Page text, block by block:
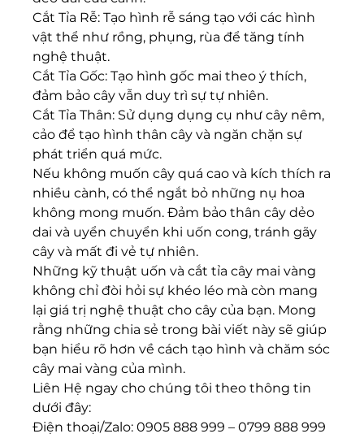
Cắt Tỉa Rễ: Tạo hình rễ sáng tạo với các hình
vật thể như rồng, phụng, rùa để tăng tính
nghệ thuật.
Cắt Tỉa Gốc: Tạo hình gốc mai theo ý thích,
đảm bảo cây vẫn duy trì sự tự nhiên.
Cắt Tỉa Thân: Sử dụng dụng cụ như cây nêm,
cảo để tạo hình thân cây và ngăn chặn sự
phát triển quá mức.
Nếu không muốn cây quá cao và kích thích ra
nhiều cành, có thể ngắt bỏ những nụ hoa
không mong muốn. Đảm bảo thân cây dẻo
dai và uyển chuyển khi uốn cong, tránh gãy
cây và mất đi vẻ tự nhiên.
Những kỹ thuật uốn và cắt tỉa cây mai vàng
không chỉ đòi hỏi sự khéo léo mà còn mang
lại giá trị nghệ thuật cho cây của bạn. Mong
rằng những chia sẻ trong bài viết này sẽ giúp
bạn hiểu rõ hơn về cách tạo hình và chăm sóc
cây mai vàng của mình.
Liên Hệ ngay cho chúng tôi theo thông tin
dưới đây:
Điện thoại/Zalo: 0905 888 999 – 0799 888 999